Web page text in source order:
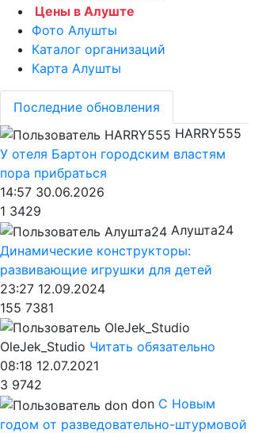
Цены в Алуште
Фото Алушты
Каталог организаций
Карта Алушты
Последние обновления
HARRY555
У отеля Бартон городским властям
пора прибраться
14:57 30.06.2026
1 3429
Алушта24
Динамические конструкторы:
развивающие игрушки для детей
23:27 12.09.2024
155 7381
OleJek_Studio Читать обязательно
08:18 12.07.2021
3 9742
don С Новым
годом от разведовательно-штурмовой